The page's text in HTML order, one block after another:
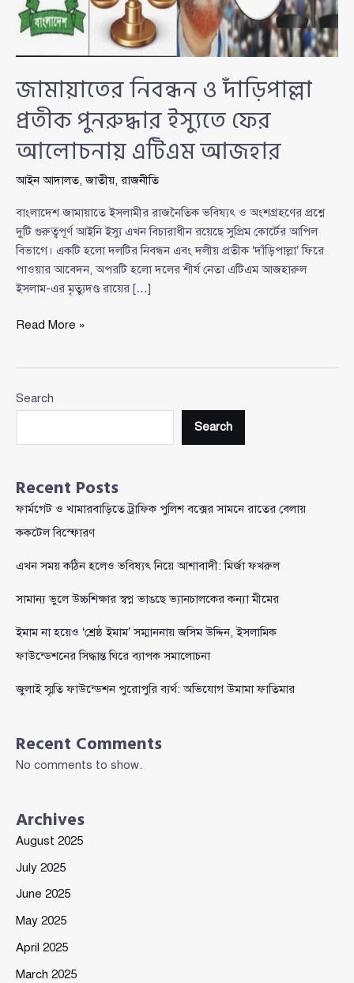
জামায়াতের নিবন্ধন ও দাঁড়িপাল্লা
প্রতীক পুনরুদ্ধার ইস্যুতে ফের
আলোচনায় এটিএম আজহার
আইন আদালত,জাতীয়,রাজনীতি
বাংলাদেশ জামায়াতে ইসলামীর রাজনৈতিক ভবিষ্যৎ ও অংশগ্রহণের প্রশ্নে
দুটি গুরুত্বপূর্ণ আইনি ইস্যু এখন বিচারাধীন রয়েছে সুপ্রিম কোর্টের আপিল
বিভাগে। একটি হলো দলটির নিবন্ধন এবং দলীয় প্রতীক ‘দাঁড়িপাল্লা’ ফিরে
পাওয়ার আবেদন, অপরটি হলো দলের শীর্ষ নেতা এটিএম আজহারুল
ইসলাম-এর মৃত্যুদণ্ড রায়ের […]
জামায়াতের
প্রতীক
এটিএম
আজহার
Read More »
Search
Search
Recent Posts
ফার্মগেট ও খামারবাড়িতে ট্রাফিক পুলিশ বক্সের সামনে রাতের বেলায়
ককটেল বিস্ফোরণ
এখন সময় কঠিন হলেও ভবিষ্যৎ নিয়ে আশাবাদী: মির্জা ফখরুল
সামান্য ভুলে উচ্চশিক্ষার স্বপ্ন ভাঙছে ভ্যানচালকের কন্যা মীমের
ইমাম না হয়েও ‘শ্রেষ্ঠ ইমাম’ সম্মাননায় জসিম উদ্দিন, ইসলামিক
ফাউন্ডেশনের সিদ্ধান্ত ঘিরে ব্যাপক সমালোচনা
জুলাই স্মৃতি ফাউন্ডেশন পুরোপুরি ব্যর্থ: অভিযোগ উমামা ফাতিমার
Recent Comments
No comments to show.
Archives
August 2025
July 2025
June 2025
May 2025
April 2025
March 2025